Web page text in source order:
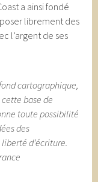
a ainsi fondé
librement des
l’argent de ses
cartographique,
cette base de
toute possibilité
des
d’écriture.